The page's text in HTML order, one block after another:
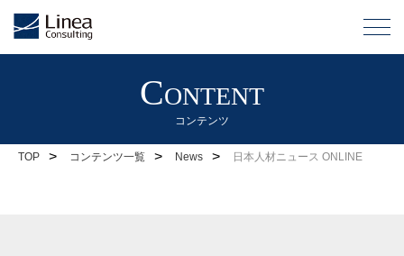
Content
コンテンツ
TOP > コンテンツ一覧 > News > 日本人材ニュース ONLINE